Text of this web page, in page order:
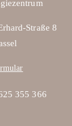
Straße 8
355 366